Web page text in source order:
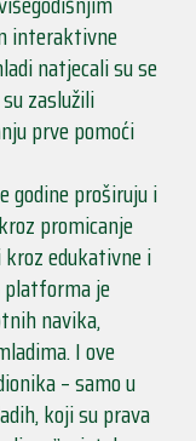
interaktivne
natjecali su se
zaslužili
prve pomoći
godine proširuju i
promicanje
edukativne i
je
navika,
I ove
– samo u
koji su prava